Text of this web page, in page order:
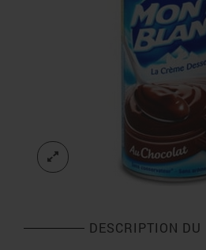
DESCRIPTION DU